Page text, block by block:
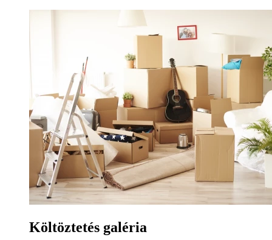
Költöztetés galéria